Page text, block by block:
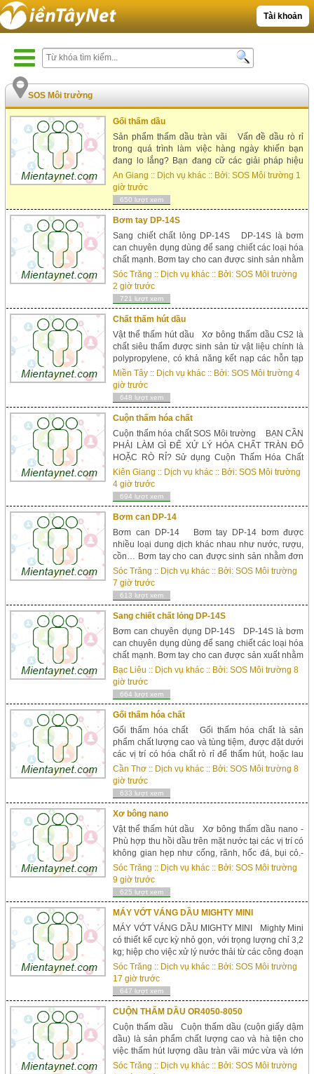
Tài khoản
SOS Môi trường
Gối thấm dầu
Sản phẩm thấm dầu tràn vãi Vấn đề dầu rò rỉ
trong quá trình làm việc hàng ngày khiến bạn
đang lo lắng? Bạn đang cữ các giải pháp hiệu
quả để thu hồi lượng dầu rò rỉ đó. SOS môi
trường sẽ giúp bạn bớt lo lắng ngay về điều đó
đây. GỐI THẤM DẦU – sản phẩm thấm hút dầu
chuyên dụng!!! Gối thấm dầu là sản...
An Giang :: Dịch vụ khác :: Bởi:SOS Môi trường 1
giờ trước
650 lượt xem
Bơm tay DP-14S
Sang chiết chất lỏng DP-14S DP-14S là bơm
can chuyên dụng dùng để sang chiết các loại hóa
chất mạnh. Bơm tay cho can được sinh sản nhằm
đơn giản hóa cũng như tiết kiệm thời gian trong
việc sang chiết chất lỏng, giúp giảm thiểu nguy cơ
tràn vãi, an toàn cho người dùng; là một phương
tiện tiện ích c...
Sóc Trăng :: Dịch vụ khác :: Bởi:SOS Môi trường
2 giờ trước
721 lượt xem
Chất thấm hút dầu
Vật thể thấm hút dầu Xơ bông thấm dầu CS2 là
chất siêu thấm được sinh sản từ vật liệu chính là
polypropylene, có khả năng kết nạp các hỗn tạp
dầu tràn vãi ở mọi dạng nguyên, nhũ hóa từng
phần hay bị phân tán trên mặt nước. Xơ bông
thấm dầu có khả năng hút tối đa gấp 20 lần trọng
lượng bản thân, đặc bi...
Miền Tây :: Dịch vụ khác :: Bởi:SOS Môi trường 4
giờ trước
648 lượt xem
Cuộn thấm hóa chất
Cuộn thấm hóa chất SOS Môi trường BẠN CẦN
PHẢI LÀM GÌ ĐỂ XỬ LÝ HÓA CHẤT TRÀN ĐỔ
HOẶC RÒ RỈ? Sử dụng Cuộn Thấm Hóa Chất
CR4050-8050 của SOS Môi trường là giải pháp
tối ưu tiết kiệm thời gian xử lý các sự cố tràn, rò rỉ
hóa chất. CUỘN THẤM HOÁ CHẤT CR4050-8050
Cuộn thấm hoá chất CR4050-8050 Cuộn...
Kiên Giang :: Dịch vụ khác :: Bởi:SOS Môi trường
4 giờ trước
694 lượt xem
Bơm can DP-14
Bơm can DP-14 Bơm tay DP-14 bơm được
nhiều loại dung dịch khác nhau như nước, rượu,
cồn… Bơm tay cho can được sinh sản nhằm đơn
giản hóa cũng như kiệm ước thời gian trong việc
sang chiết chất lỏng, giúp giảm thiểu nguy cơ tràn
vãi, an toàn cho người sử dụng; là một phương
tiện tiện ích cần có trong mỗi ...
Sóc Trăng :: Dịch vụ khác :: Bởi:SOS Môi trường
7 giờ trước
613 lượt xem
Sang chiết chất lỏng DP-14S
Bơm can chuyên dụng DP-14S DP-14S là bơm
can chuyên dụng dùng để sang chiết các loại hóa
chất mạnh. Bơm tay cho can được sản xuất nhằm
đơn giản hóa cũng như tằn tiện thời kì trong việc
sang chiết chất lỏng, giúp giảm thiểu nguy cơ tràn
vãi, an toàn cho người sử dụng; là một công cụ
tiện ích cần có...
Bạc Liêu :: Dịch vụ khác :: Bởi:SOS Môi trường 8
giờ trước
664 lượt xem
Gối thấm hóa chất
Gối thấm hóa chất Gối thấm hóa chất là sản
phẩm chất lượng cao và tùng tiệm, được đặt dưới
các vị trí có hóa chất rò rỉ để thấm hút, hoặc lau
dụng cụ, máy móc hay thấm hút hóa chất tràn vãi
quy mô nhỏ và vừa ở những nơi dùng, vận tải và
lưu trữ hóa chất. *** Đặc tính & lợi.  Là giải pháp
tiết kiệm...
Cần Thơ :: Dịch vụ khác :: Bởi:SOS Môi trường 8
giờ trước
633 lượt xem
Xơ bông nano
Vật thể thấm hút dầu Xơ bông thấm dầu nano -
Phù hợp thu hồi dầu trên mặt nước tại các vị trí có
không gian hẹp như cống, rãnh, hốc đá, bụi cỏ.-
Chỉ thấm hút dầu, hoàn toàn không thấm nước;-
Khả năng thấm hút hiệu quả, thấm hút được
nhiều loại chất lỏng có gốc Hydrocarbon; Đặc
tính &a...
Sóc Trăng :: Dịch vụ khác :: Bởi:SOS Môi trường
9 giờ trước
625 lượt xem
MÁY VỚT VÁNG DẦU MIGHTY MINI
MÁY VỚT VÁNG DẦU MIGHTY MINI Mighty Mini
có thiết kế cực kỳ nhỏ gọn, với trọng lượng chỉ 3,2
kg; hiệp cho việc xử lý nước thải từ các công đoạn
rửa chi tiết máy hoặc nước làm mát trong gia
công. Thiết bị có thể lắp đặt ở nhiều vị trí khác
nhau, giúp thu hồi dầu một cách hiệu quả và
chóng vánh. Với...
Sóc Trăng :: Dịch vụ khác :: Bởi:SOS Môi trường
17 giờ trước
647 lượt xem
CUỘN THẤM DẦU OR4050-8050
Cuộn thấm dầu Cuộn thấm dầu (cuộn giấy dậm
dầu) là sản phẩm chất lượng cao và hà tiện cho
việc thấm hút lượng dầu tràn vãi mức vừa và lớn
tại nơi sản xuất, vận tải và sử dụng xăng dầu.
Sóc Trăng :: Dịch vụ khác :: Bởi:SOS Môi trường